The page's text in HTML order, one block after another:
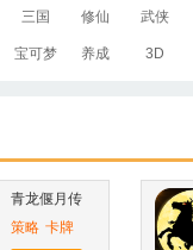
三国 修仙 武侠
宝可梦 养成 3D
青龙偃月传
策略 卡牌